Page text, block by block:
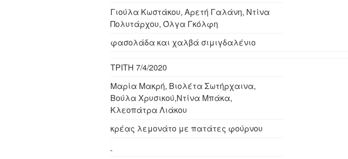
Γιούλα Κωστάκου, Αρετή Γαλάνη, Ντίνα
Πολυτάρχου, Όλγα Γκόλφη
φασολάδα και χαλβά σιμιγδαλένιο
ΤΡΙΤΗ 7/4/2020
Μαρία Μακρή, Βιολέτα Σωτήρχαινα,
Βούλα Χρυσικού,Ντίνα Μπάκα,
Κλεοπάτρα Λιάκου
κρέας λεμονάτο με πατάτες φούρνου
Οι